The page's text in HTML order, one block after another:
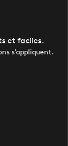
et faciles.
s’appliquent.